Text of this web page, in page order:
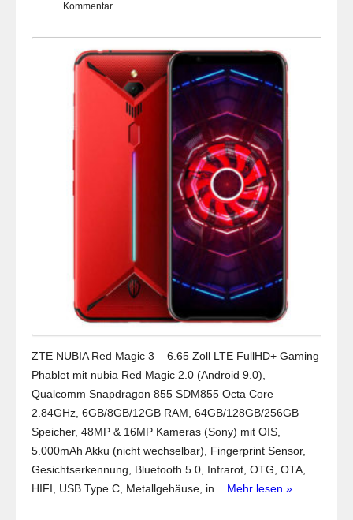
Kommentar
ZTE NUBIA Red Magic 3 – 6.65 Zoll LTE FullHD+ Gaming
Phablet mit nubia Red Magic 2.0 (Android 9.0),
Qualcomm Snapdragon 855 SDM855 Octa Core
2.84GHz, 6GB/8GB/12GB RAM, 64GB/128GB/256GB
Speicher, 48MP & 16MP Kameras (Sony) mit OIS,
5.000mAh Akku (nicht wechselbar), Fingerprint Sensor,
Gesichtserkennung, Bluetooth 5.0, Infrarot, OTG, OTA,
HIFI, USB Type C, Metallgehäuse, in... Mehr lesen »